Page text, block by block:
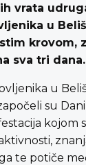
vrata
u
krovom,
sva tri dana.
u
su
kojom
te potiče